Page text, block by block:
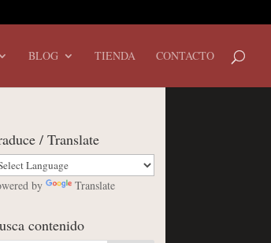
BLOG TIENDA CONTACTO
/ Translate
by Translate
contenido